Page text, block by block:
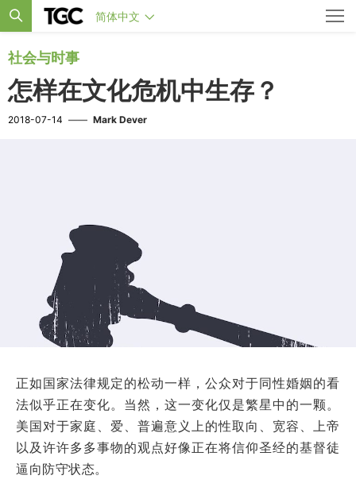
简体中文
社会与时事
怎样在文化危机中生存？
2018-07-14 —— Mark Dever
正如国家法律规定的松动一样，公众对于同性婚姻的看
法似乎正在变化。当然，这一变化仅是繁星中的一颗。
美国对于家庭、爱、普遍意义上的性取向、宽容、上帝
以及许许多多事物的观点好像正在将信仰圣经的基督徒
逼向防守状态。